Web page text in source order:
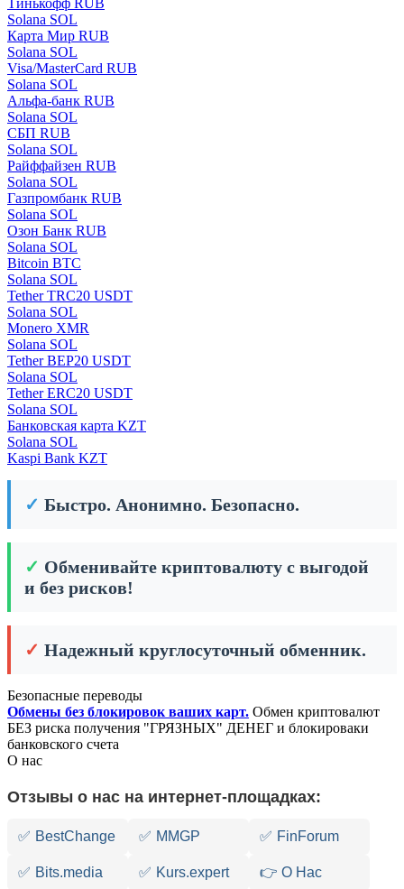
Solana SOL
Карта Мир RUB
Solana SOL
Visa/MasterCard RUB
Solana SOL
Альфа-банк RUB
Solana SOL
СБП RUB
Solana SOL
Райффайзен RUB
Solana SOL
Газпромбанк RUB
Solana SOL
Озон Банк RUB
Solana SOL
Bitcoin BTC
Solana SOL
Tether TRC20 USDT
Solana SOL
Monero XMR
Solana SOL
Tether BEP20 USDT
Solana SOL
Tether ERC20 USDT
Solana SOL
Банковская карта KZT
Solana SOL
Kaspi Bank KZT
✓ Быстро. Анонимно. Безопасно.
✓ Обменивайте криптовалюту с выгодой
и без рисков!
✓ Надежный круглосуточный обменник.
Безопасные переводы
Обмены без блокировок ваших карт. Обмен криптовалют
БЕЗ риска получения "ГРЯЗНЫХ" ДЕНЕГ и блокироваки
банковского счета
О нас
Отзывы о нас на интернет-площадках:
✅ BestChange ✅ MMGP ✅ FinForum
✅ Bits.media ✅ Kurs.expert
👉 О Нас